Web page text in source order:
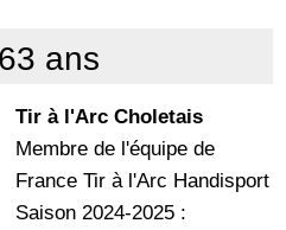
ans
Tir à l'Arc Choletais
Membre de l'équipe de
France Tir à l'Arc Handisport
Saison 2024-2025 :